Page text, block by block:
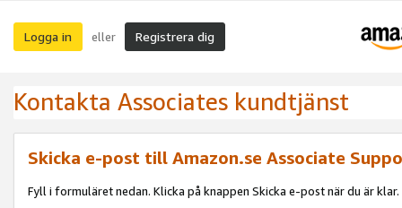
Logga in eller Registrera dig
Kontakta Associates kundtjänst
Skicka e-post till Amazon.se Associate
Fyll i formuläret nedan. Klicka på knappen Skicka e-post när du är klar.